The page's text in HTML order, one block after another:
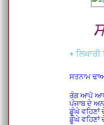
+
ਸਤਨਾਮ
ਰੰਗ ਆਪੋ
ਪੰਜਾਬ ਦੇ
ਡੂੰਘੇ ਵਹਿਣਾਂ
ਡੂੰਘੇ ਵਹਿਣਾਂ